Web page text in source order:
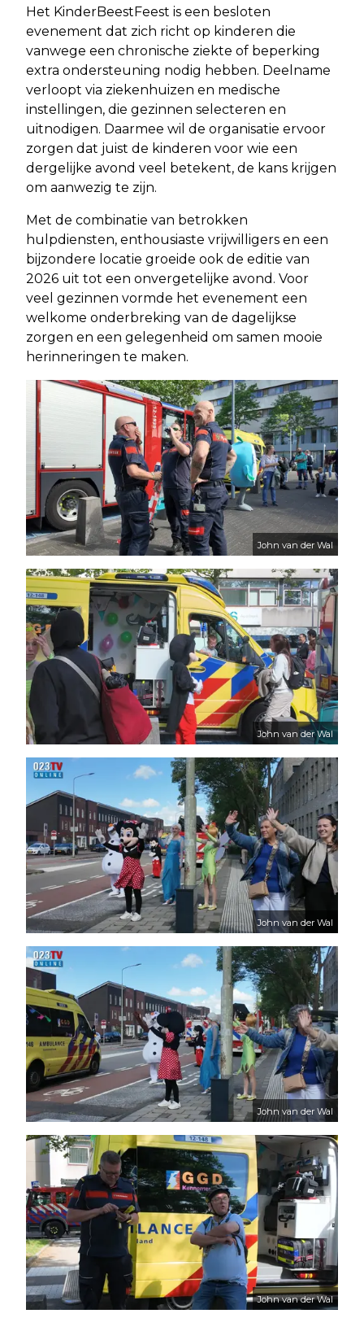
Het KinderBeestFeest is een besloten
evenement dat zich richt op kinderen die
vanwege een chronische ziekte of beperking
extra ondersteuning nodig hebben. Deelname
verloopt via ziekenhuizen en medische
instellingen, die gezinnen selecteren en
uitnodigen. Daarmee wil de organisatie ervoor
zorgen dat juist de kinderen voor wie een
dergelijke avond veel betekent, de kans krijgen
om aanwezig te zijn.
Met de combinatie van betrokken
hulpdiensten, enthousiaste vrijwilligers en een
bijzondere locatie groeide ook de editie van
2026 uit tot een onvergetelijke avond. Voor
veel gezinnen vormde het evenement een
welkome onderbreking van de dagelijkse
zorgen en een gelegenheid om samen mooie
herinneringen te maken.
John van der Wal
John van der Wal
John van der Wal
John van der Wal
John van der Wal